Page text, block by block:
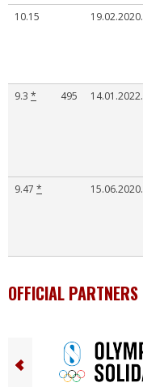
10.15
19.02.2020.
9.3 * 495 14.01.2022.
9.47 * 15.06.2020.
OFFICIAL PARTNERS